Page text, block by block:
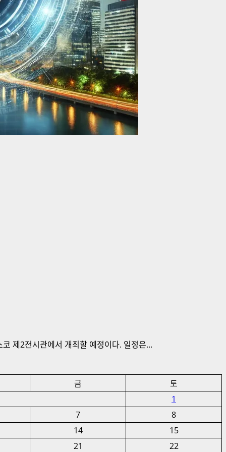
제2전시관에서 개최할 예정이다. 일정은...
금
토
1
7
8
14
15
21
22